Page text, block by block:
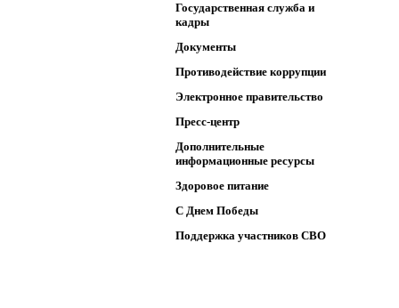
Государственная служба и
кадры
Документы
Противодействие коррупции
Электронное правительство
Пресс-центр
Дополнительные
информационные ресурсы
Здоровое питание
C Днем Победы
Поддержка участников СВО